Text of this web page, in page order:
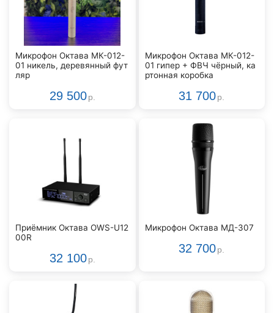
Микрофон Октава МК-012-
01 никель, деревянный фут
ляр
29 500 р.
Микрофон Октава МК-012-
01 гипер + ФВЧ чёрный, ка
ртонная коробка
31 700 р.
Приёмник Октава OWS-U12
00R
32 100 р.
Микрофон Октава МД-307
32 700 р.